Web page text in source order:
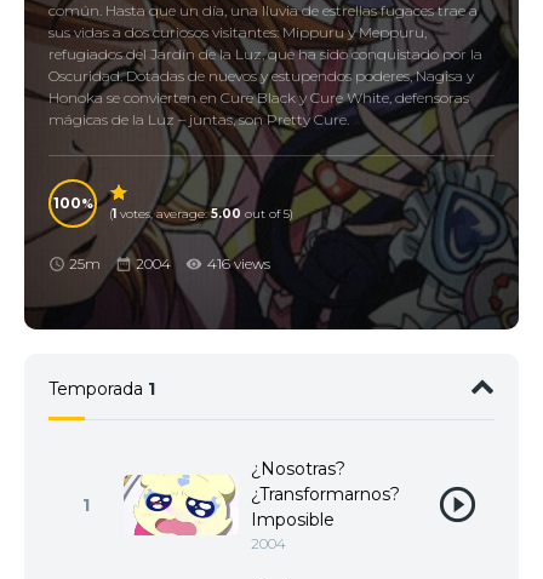
común. Hasta que un día, una lluvia de estrellas fugaces trae a
sus vidas a dos curiosos visitantes: Mippuru y Meppuru,
refugiados del Jardín de la Luz, que ha sido conquistado por la
Oscuridad. Dotadas de nuevos y estupendos poderes, Nagisa y
Honoka se convierten en Cure Black y Cure White, defensoras
mágicas de la Luz – juntas, son Pretty Cure.
100
(1 votes, average:5.00 out of 5)
25m 2004 416 views
Temporada 1
1
¿Nosotras?
¿Transformarnos?
Imposible
2004